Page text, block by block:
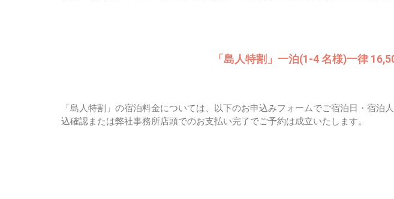
「島人特割」一泊(1-4 名様)一律
「島人特割」の宿泊料金については、以下のお申込みフォームでご宿泊日・宿
込確認または弊社事務所店頭でのお支払い完了でご予約は成立いたします。